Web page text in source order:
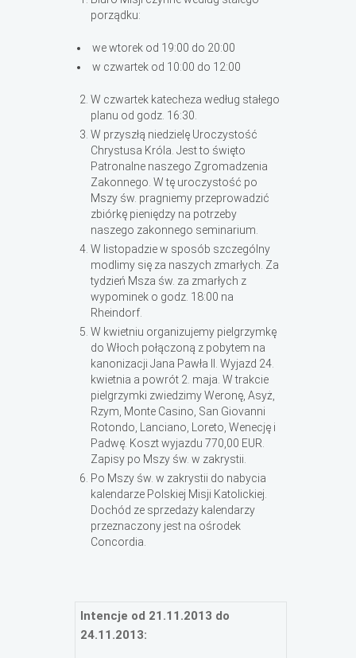
porządku:
we wtorek od 19:00 do 20:00
w czwartek od 10:00 do 12:00
W czwartek katecheza według stałego
planu od godz. 16:30.
W przyszłą niedzielę Uroczystość
Chrystusa Króla. Jest to święto
Patronalne naszego Zgromadzenia
Zakonnego. W tę uroczystość po
Mszy św. pragniemy przeprowadzić
zbiórkę pieniędzy na potrzeby
naszego zakonnego seminarium.
W listopadzie w sposób szczególny
modlimy się za naszych zmarłych. Za
tydzień Msza św. za zmarłych z
wypominek o godz. 18:00 na
Rheindorf.
W kwietniu organizujemy pielgrzymkę
do Włoch połączoną z pobytem na
kanonizacji Jana Pawła II. Wyjazd 24.
kwietnia a powrót 2. maja. W trakcie
pielgrzymki zwiedzimy Weronę, Asyż,
Rzym, Monte Casino, San Giovanni
Rotondo, Lanciano, Loreto, Wenecję i
Padwę. Koszt wyjazdu 770,00 EUR.
Zapisy po Mszy św. w zakrystii.
Po Mszy św. w zakrystii do nabycia
kalendarze Polskiej Misji Katolickiej.
Dochód ze sprzedaży kalendarzy
przeznaczony jest na ośrodek
Concordia.
Intencje od 21.11.2013 do
24.11.2013: